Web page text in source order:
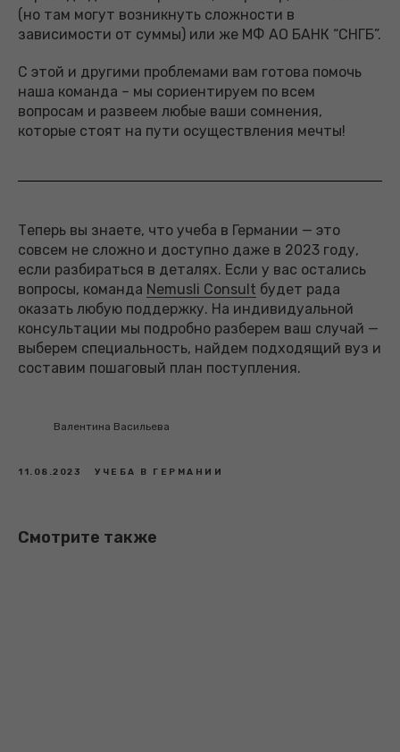
(но там могут возникнуть сложности в
зависимости от суммы) или же МФ АО БАНК “СНГБ”.
С этой и другими проблемами вам готова помочь
наша команда – мы сориентируем по всем
вопросам и развеем любые ваши сомнения,
которые стоят на пути осуществления мечты!
Теперь вы знаете, что учеба в Германии — это
совсем не сложно и доступно даже в 2023 году,
если разбираться в деталях. Если у вас остались
вопросы, команда Nemusli Consult будет рада
оказать любую поддержку. На индивидуальной
консультации мы подробно разберем ваш случай —
выберем специальность, найдем подходящий вуз и
составим пошаговый план поступления.
Валентина Васильева
11.08.2023 УЧЕБА В ГЕРМАНИИ
Смотрите также